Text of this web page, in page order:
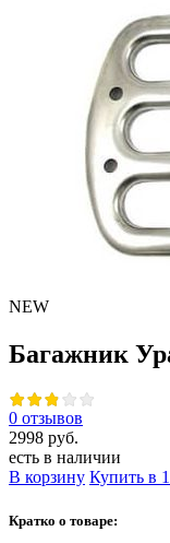
NEW
Багажник
0 отзывов
2998 руб.
есть в наличии
В корзину Купить в
Кратко о товаре: